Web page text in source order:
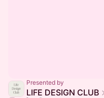
Presented by
LIFE DESIGN CLUB